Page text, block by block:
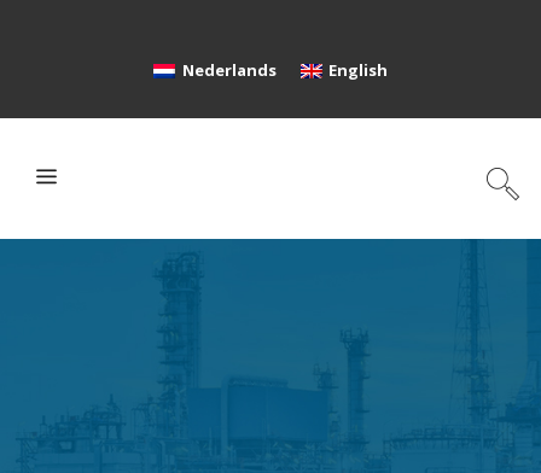
Nederlands English